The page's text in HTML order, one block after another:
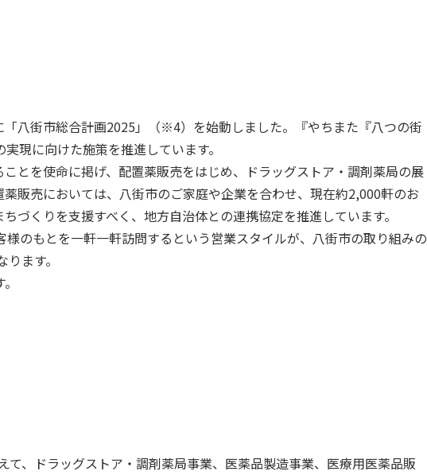
八街市総合計画2025」（※4）を始動しました。『やちまた『八つの街
現に向けた施策を推進しています。
とを使命に掲げ、配置薬販売をはじめ、ドラッグストア・調剤薬局の展
販売においては、八街市のご家庭や企業を合わせ、現在約2,000軒のお
くりを支援すべく、地方自治体との連携協定を推進しています。
のもとを一軒一軒訪問するという営業スタイルが、八街市の取り組みの
ます。
、ドラッグストア・調剤薬局事業、医薬品製造事業、医療用医薬品販